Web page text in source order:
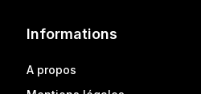
Informations
A propos